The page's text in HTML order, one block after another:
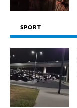
SPORT